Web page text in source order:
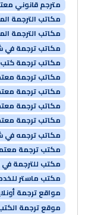
مترجم قانوني
مكاتب الترجمة
مكاتب الترجمة
مكاتب ترجمة في
مكاتب ترجمة
مكاتب ترجمة
مكاتب ترجمة
مكاتب ترجمة
مكاتب ترجمة
مكاتب ترجمه في
مكتب ترجمة
مكتب للترجمة في
مكتب ماستر
مواقع ترجمة
موقع ترجمة